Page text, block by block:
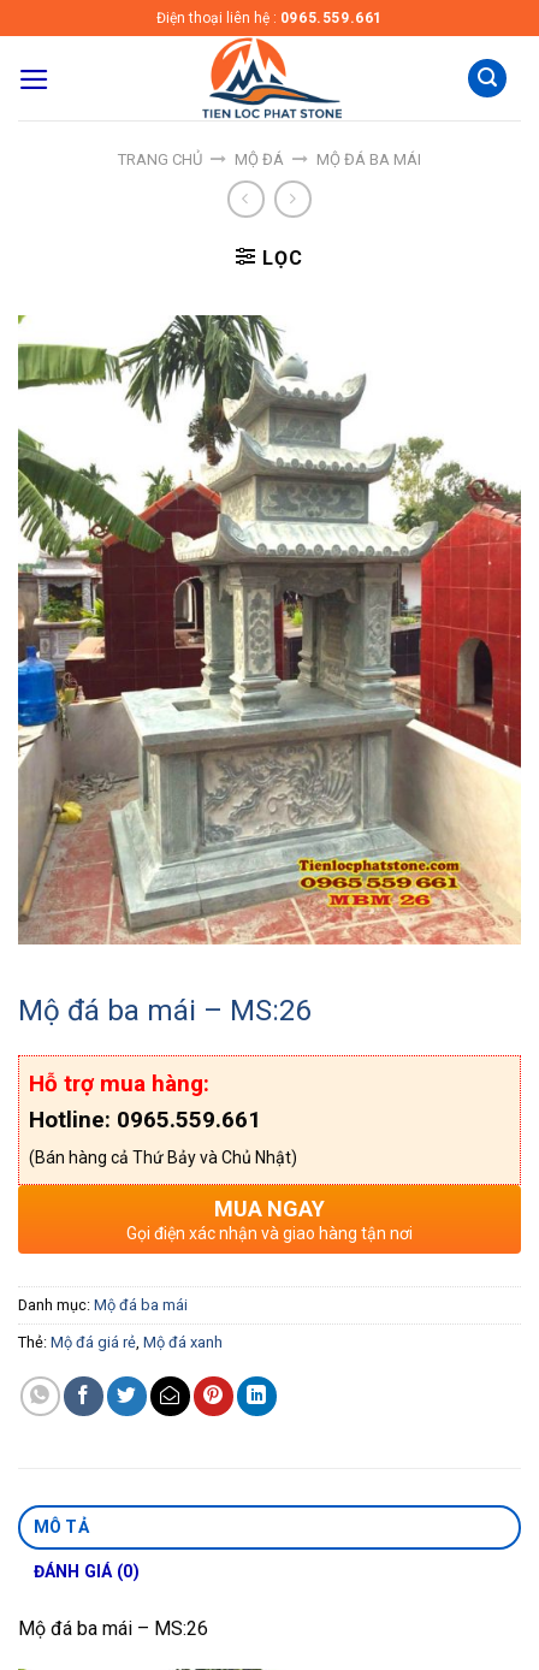
to
content
Điện thoại liên hệ : 0965.559.661
TRANG CHỦ MỘ ĐÁ MỘ ĐÁ BA MÁI
LỌC
Mộ đá ba mái – MS:26
Hỗ trợ mua hàng:
Hotline: 0965.559.661
(Bán hàng cả Thứ Bảy và Chủ Nhật)
MUA NGAY
Gọi điện xác nhận và giao hàng tận nơi
Danh mục: Mộ đá ba mái
Thẻ: Mộ đá giá rẻ Mộ đá xanh
MÔ TẢ
ĐÁNH GIÁ (0)
Mộ đá ba mái – MS:26